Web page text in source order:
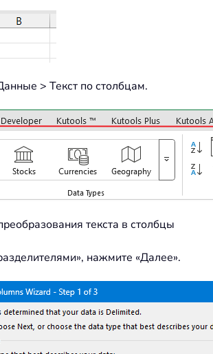
> Текст по столбцам.
текста в столбцы
нажмите «Далее».